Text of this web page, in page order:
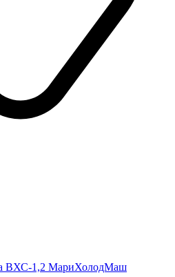
ВХС-1,2 МариХолодМаш